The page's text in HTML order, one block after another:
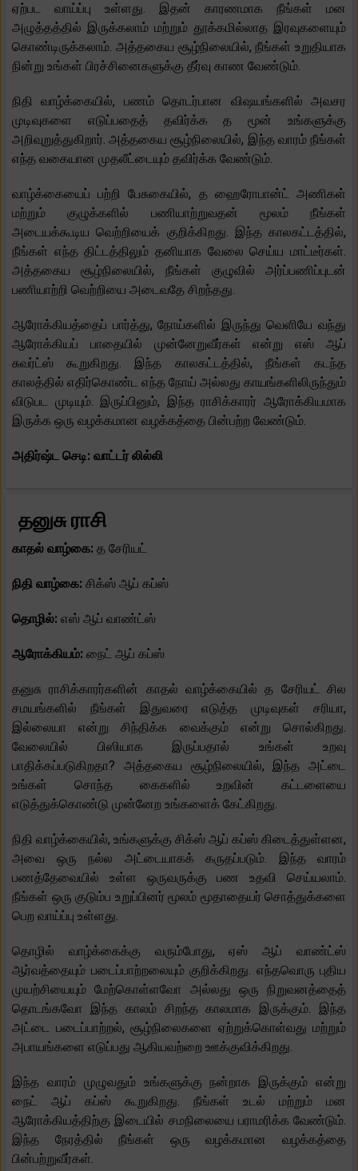
ஏற்பட வாய்ப்பு உள்ளது. இதன் காரணமாக நீங்கள் மன
அழுத்தத்தில் இருக்கலாம் மற்றும் தூக்கமில்லாத இரவுகளையும்
கொண்டிருக்கலாம். அத்தகைய சூழ்நிலையில், நீங்கள் உறுதியாக
நின்று உங்கள் பிரச்சினைகளுக்கு தீர்வு காண வேண்டும்.
நிதி வாழ்க்கையில், பணம் தொடர்பான விஷயங்களில் அவசர
முடிவுகளை எடுப்பதைத் தவிர்க்க த மூன் உங்களுக்கு
அறிவுறுத்துகிறார். அத்தகைய சூழ்நிலையில், இந்த வாரம் நீங்கள்
எந்த வகையான முதலீட்டையும் தவிர்க்க வேண்டும்.
வாழ்க்கையைப் பற்றி பேசுகையில், த ஹைரோபான்ட் அணிகள்
மற்றும் குழுக்களில் பணியாற்றுவதன் மூலம் நீங்கள்
அடையக்கூடிய வெற்றியைக் குறிக்கிறது. இந்த காலகட்டத்தில்,
நீங்கள் எந்த திட்டத்திலும் தனியாக வேலை செய்ய மாட்டீர்கள்.
அத்தகைய சூழ்நிலையில், நீங்கள் குழுவில் அர்ப்பணிப்புடன்
பணியாற்றி வெற்றியை அடைவதே சிறந்தது.
ஆரோக்கியத்தைப் பார்த்து, நோய்களில் இருந்து வெளியே வந்து
ஆரோக்கியப் பாதையில் முன்னேறுவீர்கள் என்று எஸ் ஆப்
சுவர்ட்ஸ் கூறுகிறது. இந்த காலகட்டத்தில், நீங்கள் கடந்த
காலத்தில் எதிர்கொண்ட எந்த நோய் அல்லது காயங்களிலிருந்தும்
விடுபட முடியும். இருப்பினும், இந்த ராசிக்காரர் ஆரோக்கியமாக
இருக்க ஒரு வழக்கமான வழக்கத்தை பின்பற்ற வேண்டும்.
அதிர்ஷ்ட செடி: வாட்டர் லில்லி
தனுசு ராசி
காதல் வாழ்கை: த சேரியட்
நிதி வாழ்கை: சிக்ஸ் ஆப் கப்ஸ்
தொழில்: எஸ் ஆப் வாண்ட்ஸ்
ஆரோக்கியம்: நைட் ஆப் கப்ஸ்
தனுசு ராசிக்காரர்களின் காதல் வாழ்க்கையில் த சேரியட் சில
சமயங்களில் நீங்கள் இதுவரை எடுத்த முடிவுகள் சரியா,
இல்லையா என்று சிந்திக்க வைக்கும் என்று சொல்கிறது.
வேலையில் பிஸியாக இருப்பதால் உங்கள் உறவு
பாதிக்கப்படுகிறதா? அத்தகைய சூழ்நிலையில், இந்த அட்டை
உங்கள் சொந்த கைகளில் உறவின் கட்டளையை
எடுத்துக்கொண்டு முன்னேற உங்களைக் கேட்கிறது.
நிதி வாழ்க்கையில், உங்களுக்கு சிக்ஸ் ஆப் கப்ஸ் கிடைத்துள்ளன,
அவை ஒரு நல்ல அட்டையாகக் கருதப்படும். இந்த வாரம்
பணத்தேவையில் உள்ள ஒருவருக்கு பண உதவி செய்யலாம்.
நீங்கள் ஒரு குடும்ப உறுப்பினர் மூலம் மூதாதையர் சொத்துக்களை
பெற வாய்ப்பு உள்ளது.
தொழில் வாழ்க்கைக்கு வரும்போது, ​​ஏஸ் ஆப் வாண்ட்ஸ்
ஆர்வத்தையும் படைப்பாற்றலையும் குறிக்கிறது. எந்தவொரு புதிய
முயற்சியையும் மேற்கொள்ளவோ ​​அல்லது ஒரு நிறுவனத்தைத்
தொடங்கவோ இந்த காலம் சிறந்த காலமாக இருக்கும். இந்த
அட்டை படைப்பாற்றல், சூழ்நிலைகளை ஏற்றுக்கொள்வது மற்றும்
அபாயங்களை எடுப்பது ஆகியவற்றை ஊக்குவிக்கிறது.
இந்த வாரம் முழுவதும் உங்களுக்கு நன்றாக இருக்கும் என்று
நைட் ஆப் கப்ஸ் கூறுகிறது. நீங்கள் உடல் மற்றும் மன
ஆரோக்கியத்திற்கு இடையில் சமநிலையை பராமரிக்க வேண்டும்.
இந்த நேரத்தில் நீங்கள் ஒரு வழக்கமான வழக்கத்தை
பின்பற்றுவீர்கள்.